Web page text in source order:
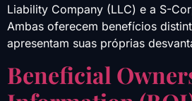
Liability Company (LLC) e a S-
Ambas oferecem benefícios
apresentam suas próprias
Beneficial